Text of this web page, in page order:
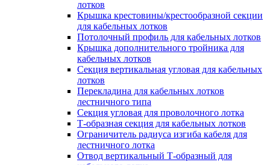
лотков
Крышка крестовины/крестообразной секции
для кабельных лотков
Потолочный профиль для кабельных лотков
Крышка дополнительного тройника для
кабельных лотков
Секция вертикальная угловая для кабельных
лотков
Перекладина для кабельных лотков
лестничного типа
Секция угловая для проволочного лотка
Т-образная секция для кабельных лотков
Ограничитель радиуса изгиба кабеля для
лестничного лотка
Отвод вертикальный Т-образный для